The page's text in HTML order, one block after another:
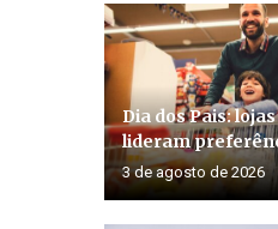
Dia dos Pais:
lideram
3 de agosto de 2026